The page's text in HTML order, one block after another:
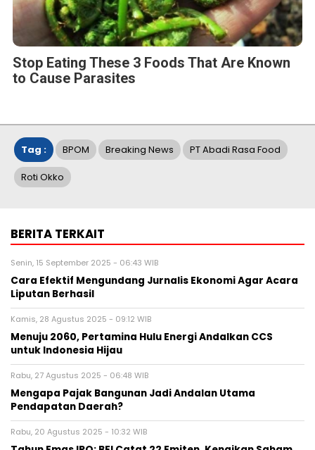
Pers Rilis
Himel Hadirkan Visi Hunian Modern
melalui Kampanye Global “Dream
Home”
Sabtu, 8 Agu 2026 - 14:26 WIB
Bertemu dalam Sebuah Karya Puitis
Sabtu, 8 Agu 2026 - 14:19 WIB
Pers Rilis
MONDEVITA MENGAKUISISI SAHAM
MEMBANGUN PLATFORM MEREK MEWAH ITALIA BARU
Pers Rilis
HIKSEMI Tampilkan Solusi
Penyimpanan Data untuk Seluruh
Skenario di Ajang DTI Indonesia 2026,
Dukung Pengembangan AI di Asia
Tenggara
Jumat, 7 Agu 2026 - 04:14 WIB
Pers Rilis
Huawei Jadi Mitra bagi Ajang GSMA
M360 ASEAN 2026
Jumat, 7 Agu 2026 - 00:42 WIB